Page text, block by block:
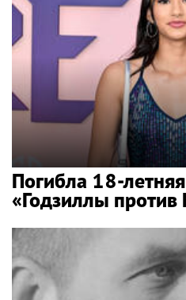
Погибла 18-
«Годзиллы против